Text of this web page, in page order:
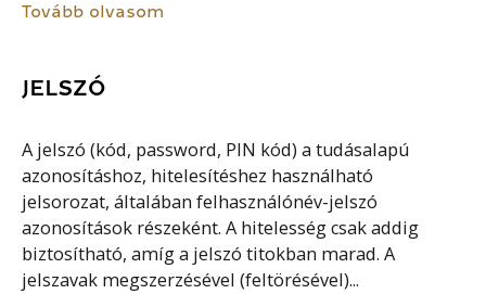
Tovább olvasom
JELSZÓ
A jelszó (kód, password, PIN kód) a tudásalapú
azonosításhoz, hitelesítéshez használható
jelsorozat, általában felhasználónév-jelszó
azonosítások részeként. A hitelesség csak addig
biztosítható, amíg a jelszó titokban marad. A
jelszavak megszerzésével (feltörésével)...